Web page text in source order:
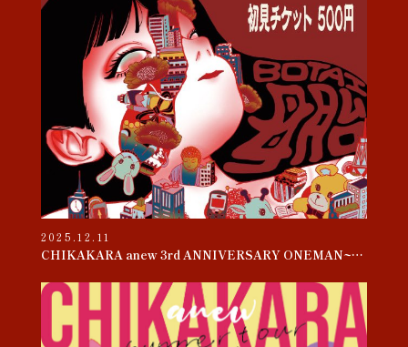
2025.12.11
CHIKAKARA anew 3rd ANNIVERSARY ONEMAN~母胎~